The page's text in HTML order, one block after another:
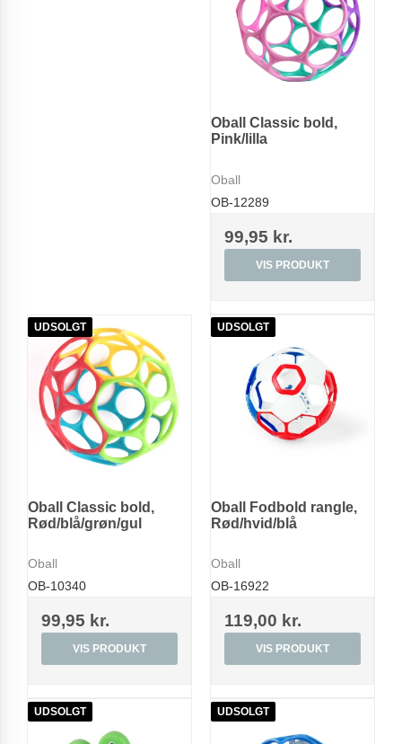
Oball Classic bold,
Pink/lilla
Oball
OB-12289
99,95 kr.
VIS PRODUKT
UDSOLGT
Oball Classic bold,
Rød/blå/grøn/gul
Oball
OB-10340
99,95 kr.
VIS PRODUKT
UDSOLGT
Oball Fodbold rangle,
Rød/hvid/blå
Oball
OB-16922
119,00 kr.
VIS PRODUKT
UDSOLGT UDSOLGT